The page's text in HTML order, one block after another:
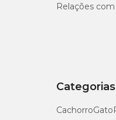
Matéria
Relações
Categorias
CachorroGato